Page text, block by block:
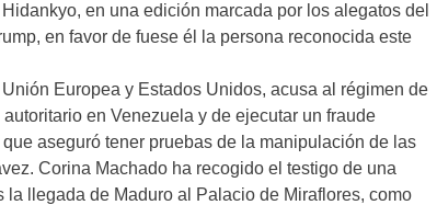
en una edición marcada por los alegatos del
en favor de fuese él la persona reconocida este
Europea y Estados Unidos, acusa al régimen de
en Venezuela y de ejecutar un fraude
aseguró tener pruebas de la manipulación de las
Corina Machado ha recogido el testigo de una
la llegada de Maduro al Palacio de Miraflores, como